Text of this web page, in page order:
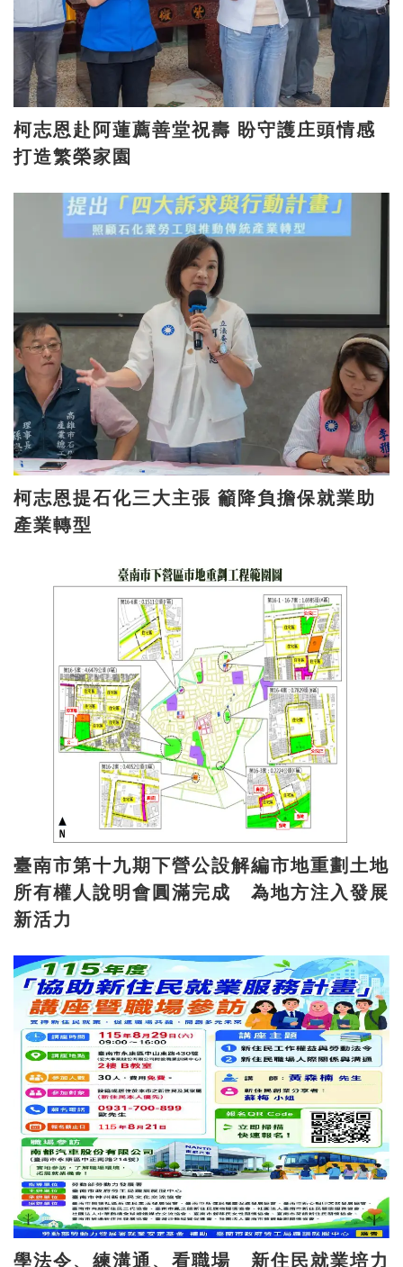
柯志恩赴阿蓮薦善堂祝壽 盼守護庄頭情感
打造繁榮家園
柯志恩提石化三大主張 籲降負擔保就業助
產業轉型
臺南市第十九期下營公設解編市地重劃土地
所有權人說明會圓滿完成 為地方注入發展
新活力
學法令、練溝通、看職場 新住民就業培力